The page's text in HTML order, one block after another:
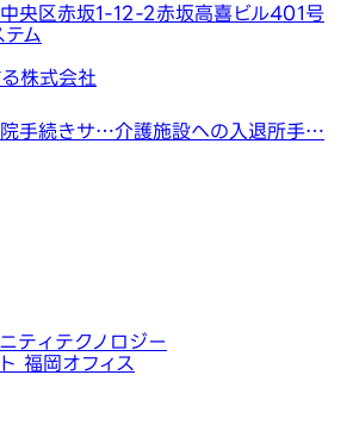
央区赤坂1-12-2赤坂高喜ビル401号
ム
株式会社
手続きサ…介護施設への入退所手…
ティテクノロジー
福岡オフィス